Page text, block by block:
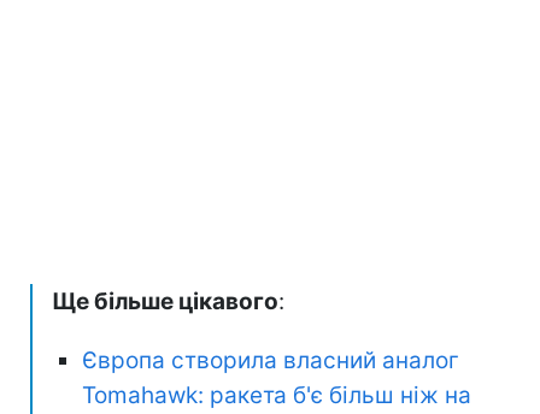
Ще більше цікавого:
Європа створила власний аналог
Tomahawk: ракета б'є більш ніж на